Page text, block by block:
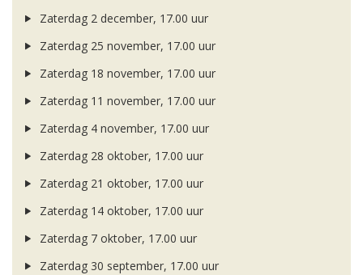
Zaterdag 2 december, 17.00 uur
Zaterdag 25 november, 17.00 uur
Zaterdag 18 november, 17.00 uur
Zaterdag 11 november, 17.00 uur
Zaterdag 4 november, 17.00 uur
Zaterdag 28 oktober, 17.00 uur
Zaterdag 21 oktober, 17.00 uur
Zaterdag 14 oktober, 17.00 uur
Zaterdag 7 oktober, 17.00 uur
Zaterdag 30 september, 17.00 uur